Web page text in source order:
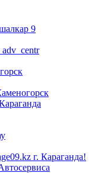
9
г. Караганда!